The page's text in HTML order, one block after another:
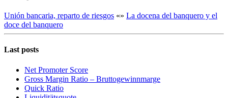
Unión bancaria, reparto de riesgos «» La docena del banquero y el
doce del banquero
Last posts
Net Promoter Score
Gro ss Margin Ratio – Bruttogewinnmarge
Quic k Ratio